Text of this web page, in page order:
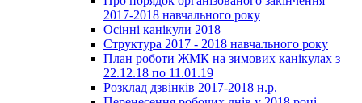
2017-2018 навчального року
Осінні канікули 2018
Структура 2017 - 2018 навчального року
План роботи ЖМК на зимових канікулах з
22.12.18 по 11.01.19
Розклад дзвінків 2017-2018 н.р.